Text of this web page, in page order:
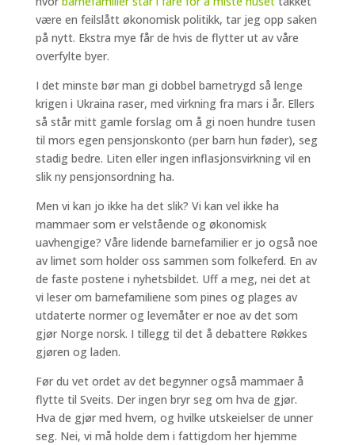
være en feilslått økonomisk politikk, tar jeg opp saken
på nytt. Ekstra mye får de hvis de flytter ut av våre
overfylte byer.
I det minste bør man gi dobbel barnetrygd så lenge
krigen i Ukraina raser, med virkning fra mars i år. Ellers
så står mitt gamle forslag om å gi noen hundre tusen
til mors egen pensjonskonto (per barn hun føder), seg
stadig bedre. Liten eller ingen inflasjonsvirkning vil en
slik ny pensjonsordning ha.
Men vi kan jo ikke ha det slik? Vi kan vel ikke ha
mammaer som er velstående og økonomisk
uavhengige? Våre lidende barnefamilier er jo også noe
av limet som holder oss sammen som folkeferd. En av
de faste postene i nyhetsbildet. Uff a meg, nei det at
vi leser om barnefamiliene som pines og plages av
utdaterte normer og levemåter er noe av det som
gjør Norge norsk. I tillegg til det å debattere Røkkes
gjøren og laden.
Før du vet ordet av det begynner også mammaer å
flytte til Sveits. Der ingen bryr seg om hva de gjør.
Hva de gjør med hvem, og hvilke utskeielser de unner
seg. Nei, vi må holde dem i fattigdom her hjemme